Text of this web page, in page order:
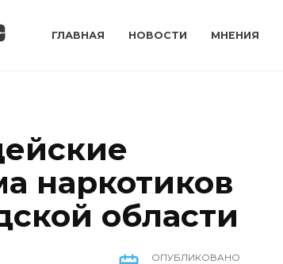
ГЛАВНАЯ НОВОСТИ МНЕНИЯ
наркотиков
области
ОПУБЛИКОВАНО